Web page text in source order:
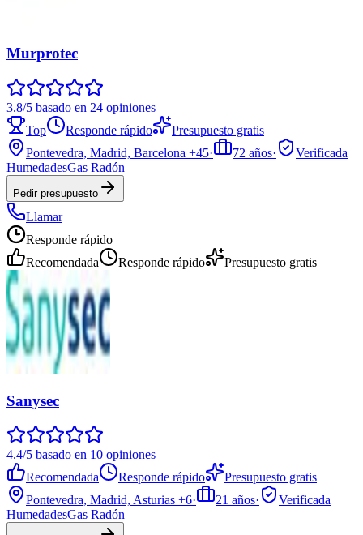
Murprotec
3.8/5 basado en 24 opiniones
Top
Responde rápido
Presupuesto gratis
Pontevedra, Madrid, Barcelona +45· 72 años·
Verificada
HumedadesGas Radón
Pedir presupuesto
Llamar
Responde rápido
Recomendada
Responde rápido Presupuesto gratis
Sanysec
4.4/5 basado en 10 opiniones
Recomendada
Responde rápido
Presupuesto gratis
Pontevedra, Madrid, Asturias +6· 21 años·
Verificada
HumedadesGas Radón